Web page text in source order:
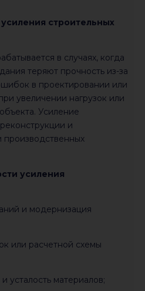
строительных
в случаях, когда
теряют прочность из-за
в проектировании или
увеличении нагрузок или
Усиление
и
усиления
и модернизация
или расчетной схемы
усталость материалов;